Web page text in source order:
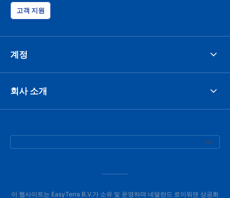
고객 지원
계정
회사 소개
이 웹사이트는 EasyTerra B.V.가 소유 및 운영하며 네덜란드 로이워덴 상공회